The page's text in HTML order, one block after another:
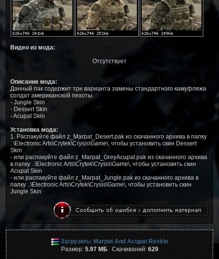
Видео из мода:
Отсутствует
Описание мода:
Данный пак содержит три варианта замены стандартного камуфляжа
солдат американской пехоты.
- Jungle Skin
- Dessert Skin
- Acupat Skin
Установка мода:
1. Распакуйте файл z_Marpat_Desert.pak из скачанного архива в папку
..\Electronic Arts\Crytek\Crysis\Game\, чтобы установить скин Dessert
Skin
- или распакуйте файл z_Marpat_GreyAcupat.pak из скачанного архива
в папку ..\Electronic Arts\Crytek\Crysis\Game\, чтобы установить скин
Acupat Skin
- или распакуйте файл z_Marpat_Jungle.pak из скачанного архива в
папку ..\Electronic Arts\Crytek\Crysis\Game\, чтобы установить скин
Jungle Skin
Загрузить: Marpat And Acupat Reskin
Размер:5.97 МБСкачиваний:629